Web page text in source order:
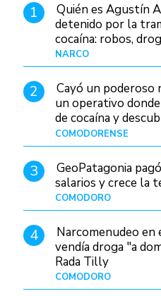
1
Quién es Agustín
detenido por la
cocaína: robos,
judiciales
NARCO
2
Cayó un poderoso
un operativo
de cocaína y
Patagonia
COMODORENSE
3
GeoPatagonia
salarios y crece la
COMODORO
4
Narcomenudeo
vendía droga "a
Rada Tilly
COMODORO